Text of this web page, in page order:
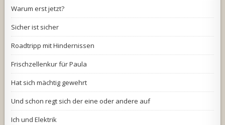
Warum erst jetzt?
Sicher ist sicher
Roadtripp mit Hindernissen
Frischzellenkur für Paula
Hat sich mächtig gewehrt
Und schon regt sich der eine oder andere auf
Ich und Elektrik